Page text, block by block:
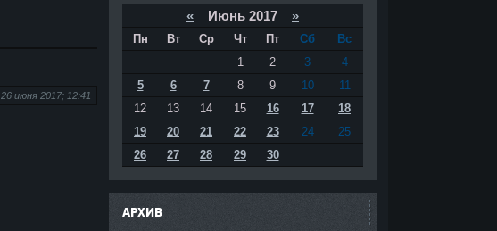
26 июня 2017; 12:41
« Июнь 2017 »
Пн Вт Ср Чт Пт Сб
Вс
1
2 3
4
5
6 7 8 9 10
11
12
13 14 15 16 17
18
19
20 21 22 23 24
25
26
27 28 29 30
АРХИВ